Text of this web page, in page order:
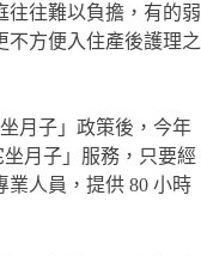
往往難以負擔，有的弱
不方便入住產後護理之
月子」政策後，今年
月子」服務，只要經
業人員，提供 80 小時